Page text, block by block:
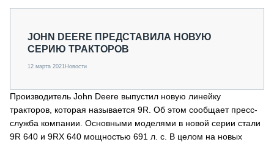
О ПРОЕКТЕ
JOHN DEERE ПРЕДСТАВИЛА НОВУЮ
СЕРИЮ ТРАКТОРОВ
12 марта 2021Новости
Производитель John Deere выпустил новую линейку
тракторов, которая называется 9R. Об этом сообщает пресс-
служба компании. Основными моделями в новой серии стали
9R 640 и 9RX 640 мощностью 691 л. с. В целом на новых